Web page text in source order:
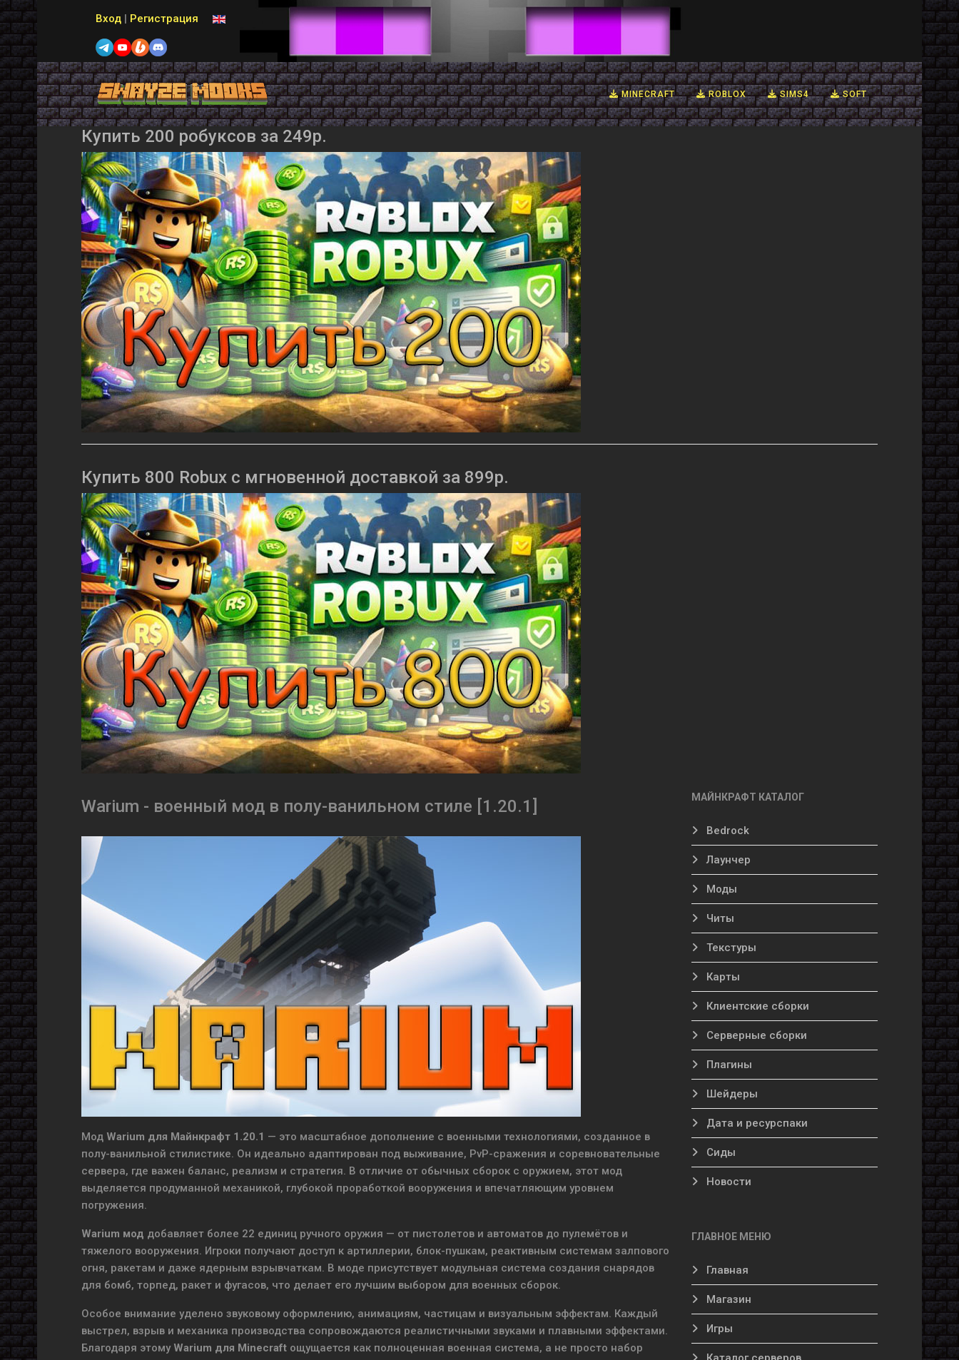
Вход | Регистрация Выберите язык
MINECRAFT ROBLOX SIMS4 SOFT
Купить 200 робуксов за 249р.
Купить 800 Robux с мгновенной доставкой за 899р.
Warium - военный мод в полу-ванильном стиле [1.20.1]
Мод Warium для Майнкрафт 1.20.1 — это масштабное дополнение с военными технологиями, созданное в
полу-ванильной стилистике. Он идеально адаптирован под выживание, PvP-сражения и соревновательные
сервера, где важен баланс, реализм и стратегия. В отличие от обычных сборок с оружием, этот мод
выделяется продуманной механикой, глубокой проработкой вооружения и впечатляющим уровнем
погружения.
Warium мод добавляет более 22 единиц ручного оружия — от пистолетов и автоматов до пулемётов и
тяжелого вооружения. Игроки получают доступ к артиллерии, блок-пушкам, реактивным системам залпового
огня, ракетам и даже ядерным взрывчаткам. В моде присутствует модульная система создания снарядов
для бомб, торпед, ракет и фугасов, что делает его лучшим выбором для военных сборок.
Особое внимание уделено звуковому оформлению, анимациям, частицам и визуальным эффектам. Каждый
выстрел, взрыв и механика производства сопровождаются реалистичными звуками и плавными эффектами.
Благодаря этому Warium для Minecraft ощущается как полноценная военная система, а не просто набор
МАЙНКРАФТ КАТАЛОГ
Bedrock
Лаунчер
Моды
Читы
Текстуры
Карты
Клиентские сборки
Серверные сборки
Плагины
Шейдеры
Дата и ресурспаки
Сиды
Новости
ГЛАВНОЕ МЕНЮ
Главная
Магазин
Игры